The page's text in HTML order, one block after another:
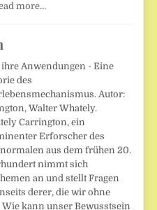
more…
Anwendungen - Eine
des
Autor:
Walter Whately.
Carrington, ein
Erforscher des
aus dem frühen 20.
nimmt sich
an und stellt Fragen
derer, die wir ohne
kann unser Bewusstsein